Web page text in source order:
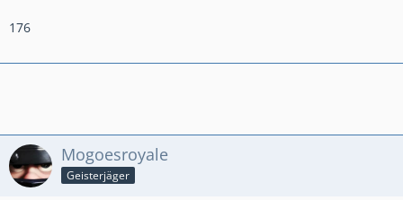
176
Mogoesroyale
Geisterjäger